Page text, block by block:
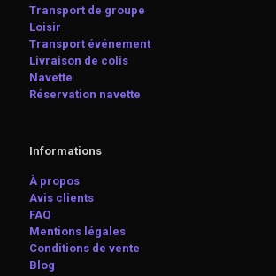
Transport de groupe
Loisir
Transport événement
Livraison de colis
Navette
Réservation navette
Informations
À propos
Avis clients
FAQ
Mentions légales
Conditions de vente
Blog